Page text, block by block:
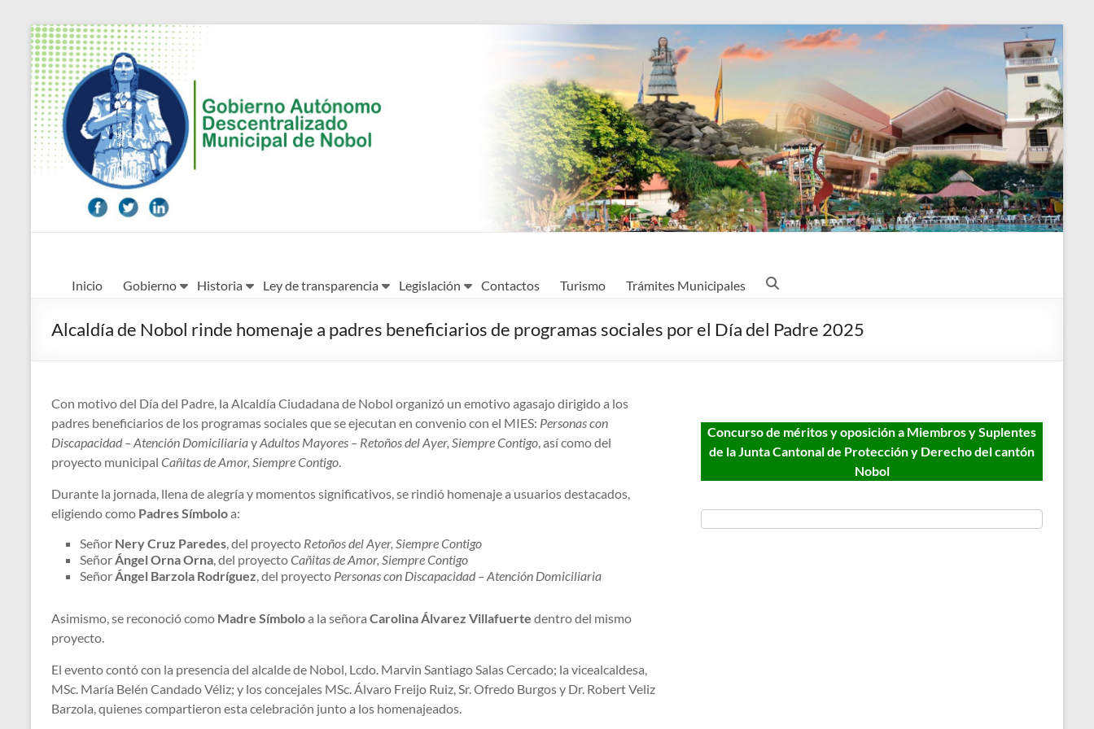
Saltar
al
contenido
Ciudadana
de
Inicio Gobierno Historia Ley de transparencia Legislación Contactos Turismo Trámites Municipales
Alcaldía de Nobol rinde homenaje a padres beneficiarios de programas sociales por el Día del Padre 2025
Con motivo del Día del Padre, la Alcaldía Ciudadana de Nobol organizó un emotivo agasajo dirigido a los
padres beneficiarios de los programas sociales que se ejecutan en convenio con el MIES: Personas con
Discapacidad – Atención DomiciliariayAdultos Mayores – Retoños del Ayer, Siempre Contigo , así como del
proyecto municipal Cañitas de Amor, Siempre Contigo
Durante la jornada, llena de alegría y momentos significativos, se rindió homenaje a usuarios destacados,
eligiendo como Padres Símboloa:
Señor Nery Cruz Paredes , del proyecto Retoños del Ayer, Siempre Contigo
Señor Ángel Orna Orna , del proyectoCañitas de Amor, Siempre Contigo
Señor Ángel Barzola Rodríguez , del proyecto Personas con Discapacidad – Atención Domiciliaria
Asimismo, se reconoció como Madre Símboloa la señora Carolina Álvarez Villafuerte dentro del mismo
proyecto.
El evento contó con la presencia del alcalde de Nobol, Lcdo. Marvin Santiago Salas Cercado; la vicealcaldesa,
MSc. María Belén Candado Véliz; y los concejales MSc. Álvaro Freijo Ruiz, Sr. Ofredo Burgos y Dr. Robert Veliz
Barzola, quienes compartieron esta celebración junto a los homenajeados.
Concurso de méritos y oposición a Miembros y Suplentes
de la Junta Cantonal de Protección y Derecho del cantón
Nobol